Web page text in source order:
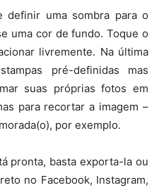
definir uma sombra para o
uma cor de fundo. Toque o
livremente. Na última
pré-definidas mas
suas próprias fotos em
para recortar a imagem –
por exemplo.
pronta, basta exporta-la ou
no Facebook, Instagram,